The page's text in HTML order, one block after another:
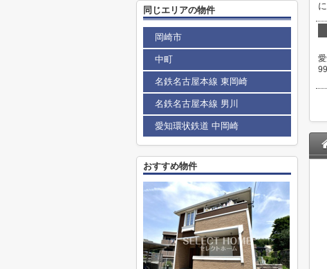
同じエリアの物件
岡崎市
中町
名鉄名古屋本線 東岡崎
名鉄名古屋本線 男川
愛知環状鉄道 中岡崎
おすすめ物件